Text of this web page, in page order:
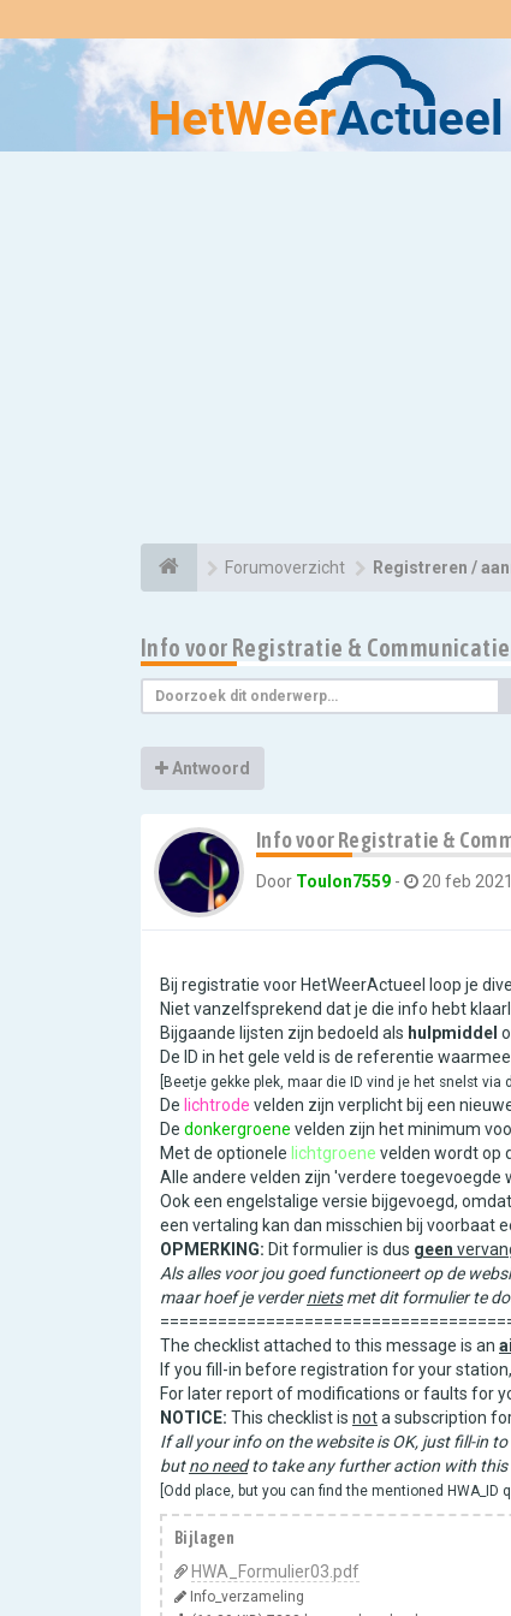
Forumoverzicht Registreren /
Info voor Registratie & Communicatie
Antwoord
Info voor Registratie &
Door Toulon7559 - 20 feb
Bij registratie voor HetWeerActueel loop je
Niet vanzelfsprekend dat je die info hebt
Bijgaande lijsten zijn bedoeld als hulpmiddel
De ID in het gele veld is de referentie
[Beetje gekke plek, maar die ID vind je het snelst
De lichtrode velden zijn verplicht bij een
De donkergroene velden zijn het minimum
Met de optionele lichtgroene velden wordt op
Alle andere velden zijn 'verdere toegevoegde
Ook een engelstalige versie bijgevoegd,
een vertaling kan dan misschien bij voorbaat
OPMERKING: Dit formulier is dus geen
Als alles voor jou goed functioneert op de
maar hoef je verdernietsmet dit formulier te
The checklist attached to this message is an
If you fill-in before registration for your
For later report of modifications or faults for
NOTICE: This checklist is nota subscription
If all your info on the website is OK, just fill-in
butno needto take any further action with this
[Odd place, but you can find the mentioned
Bijlagen
HWA_Formulier03.pdf
Info_verzameling